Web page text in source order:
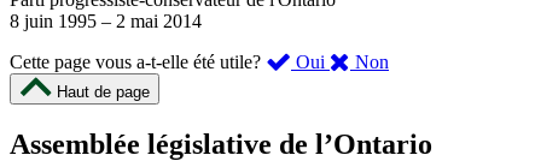
8 juin 1995 – 2 mai 2014
Cette page vous a-t-elle été utile?
Oui ,
été
Non
m’a
Haut de page
Assemblée législative de l’Ontario